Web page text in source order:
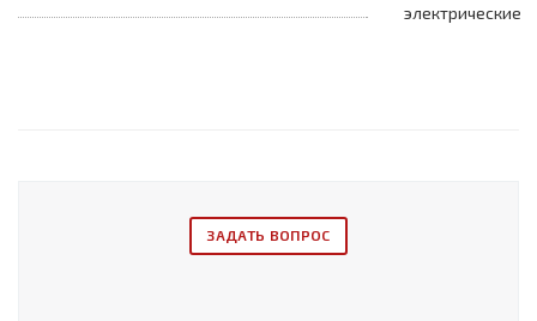
электрические
ЗАДАТЬ ВОПРОС